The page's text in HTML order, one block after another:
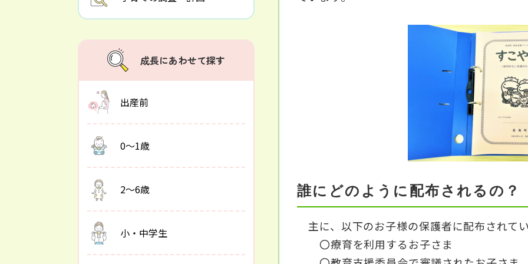
誰にどのように配布されるの？
主に、以下のお子様の保護者に配布されて
〇療育を利用するお子さま
成長にあわせて探す
出産前
0～1歳
2～6歳
小・中学生